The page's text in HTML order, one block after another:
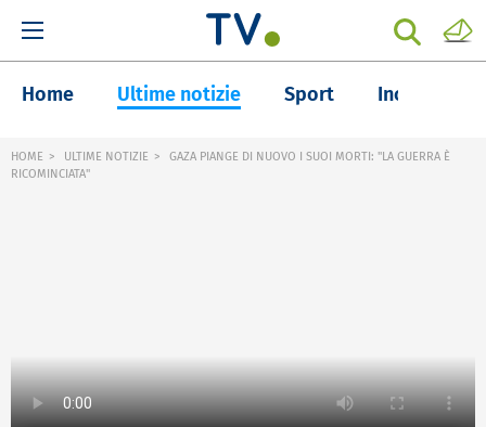
Home Ultime notizie Sport Inchieste
HOME ULTIME NOTIZIE
GAZA PIANGE DI NUOVO I SUOI MORTI: "LA GUERRA È
RICOMINCIATA"